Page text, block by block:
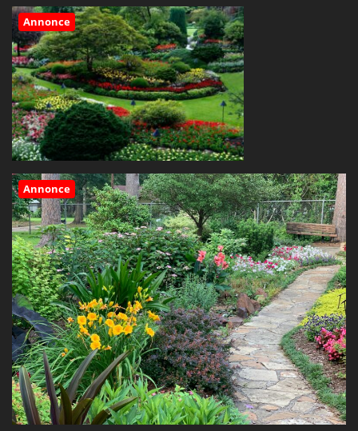
Annonce
Annonce